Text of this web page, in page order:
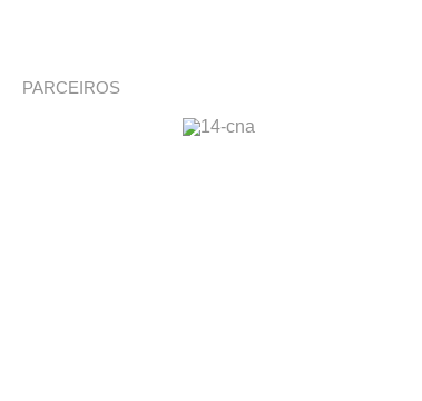
PARCEIROS